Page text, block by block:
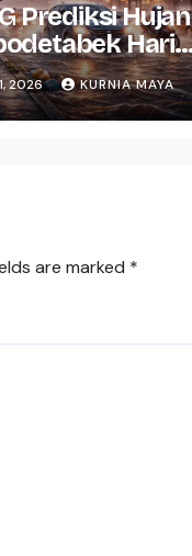
Prediksi Hujan
Hari
Waspada
2026 KURNIA MAYA
are marked *